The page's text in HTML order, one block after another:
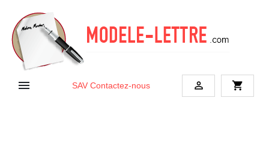
 SAV Contactez-nous  shopping_cart